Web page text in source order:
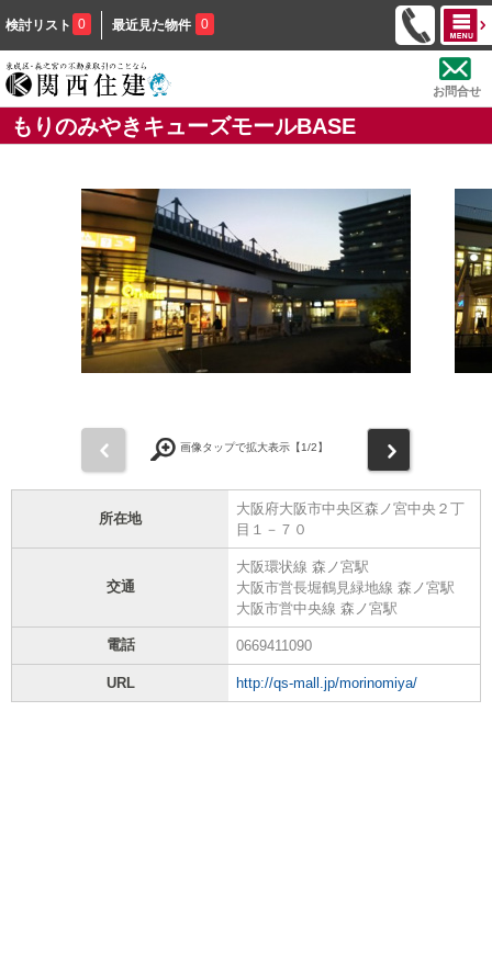
検討リスト 0 最近見た物件 0
お問合せ
もりのみやきキューズモールBASE
画像タップで拡大表示【1/2】
所在地
大阪府大阪市中央区森ノ宮中央２丁
目１－７０
交通
大阪環状線 森ノ宮駅
大阪市営長堀鶴見緑地線 森ノ宮駅
大阪市営中央線 森ノ宮駅
電話 0669411090
URL http://qs-mall.jp/morinomiya/